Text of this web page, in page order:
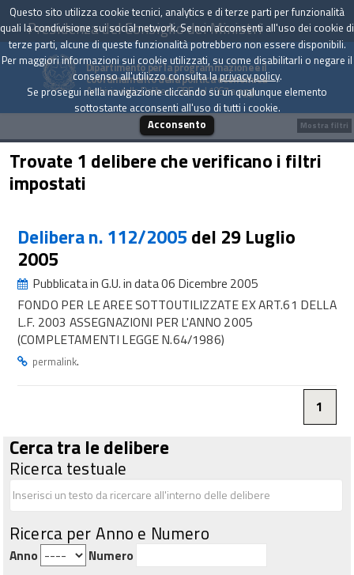
Presidenza del Consiglio dei Ministri
Dipartimento per la programmazione e il
coordinamento della politica economica
Archivio delle Delibere CIPE dal 1967 a oggi
Trovate 1 delibere che verificano i filtri
impostati
Delibera n. 112/2005 del 29 Luglio
2005
Pubblicata in G.U. in data 06 Dicembre 2005
FONDO PER LE AREE SOTTOUTILIZZATE EX ART.61 DELLA
L.F. 2003 ASSEGNAZIONI PER L'ANNO 2005
(COMPLETAMENTI LEGGE N.64/1986)
permalink.
1
Cerca tra le delibere
Ricerca testuale
Ricerca per Anno e Numero
Anno Numero
Mostra filtri
Questo sito utilizza cookie tecnici, analytics e di terze parti per funzionalità
quali la condivisione sui social network. Se non acconsenti all'uso dei cookie di
terze parti, alcune di queste funzionalità potrebbero non essere disponibili.
Per maggiori informazioni sui cookie utilizzati, su come disabilitarli o negare il
consenso all'utilizzo consulta laprivacy policy.
Se prosegui nella navigazione cliccando su un qualunque elemento
sottostante acconsenti all'uso di tutti i cookie.
Acconsento